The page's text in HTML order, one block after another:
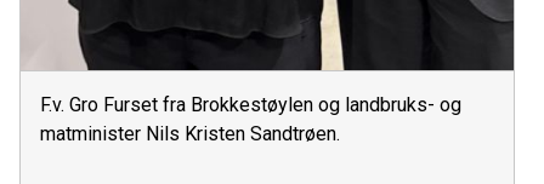
F.v. Gro Furset fra Brokkestøylen og landbruks- og
matminister Nils Kristen Sandtrøen.